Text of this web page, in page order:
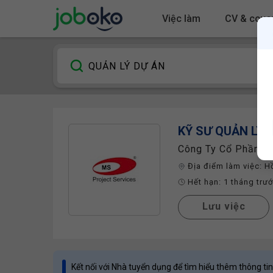
Việc làm CV &
KỸ SƯQUẢN LÝ
Công Ty Cổ Phần
Địa điểm làm việc:
Hết hạn: 1 tháng
Lưu việc
Kết nối với Nhà tuyển dụng để tìm hiểu thêm thông